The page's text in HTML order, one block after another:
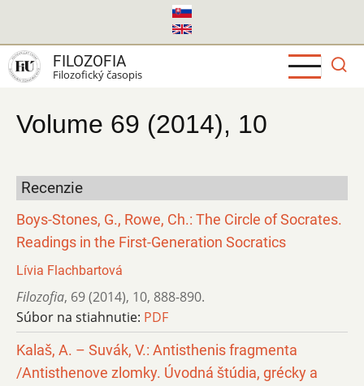
hlavný
obsah
FILOZOFIA
Filozofický časopis
Volume 69 (2014), 10
Recenzie
Boys-Stones, G., Rowe, Ch.: The Circle of Socrates.
Readings in the First-Generation Socratics
Lívia Flachbartová
Filozofia, 69 (2014), 10, 888-890.
Súbor na stiahnutie: PDF
Kalaš, A. – Suvák, V.: Antisthenis fragmenta
/Antisthenove zlomky. Úvodná štúdia, grécky a